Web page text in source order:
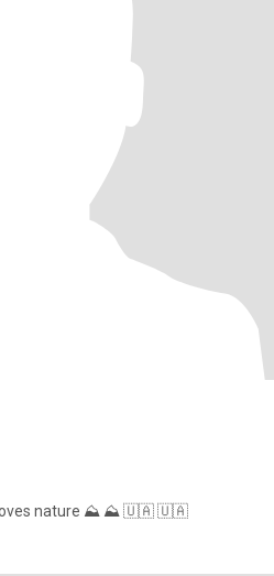
Loves beach ⛱️ Pet lover 🐩 Loves nature ⛰️ ⛰️ 🇺🇦 🇺🇦